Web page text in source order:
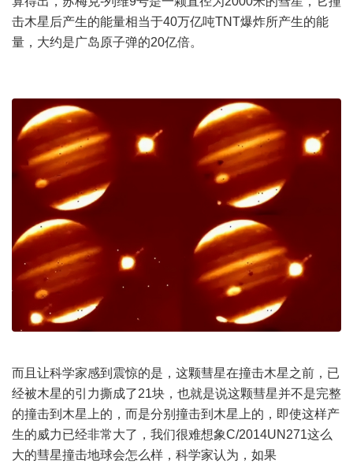
击木星后产生的能量相当于40万亿吨TNT爆炸所产生的能
量，大约是广岛原子弹的20亿倍。
而且让科学家感到震惊的是，这颗彗星在撞击木星之前，已
经被木星的引力撕成了21块，也就是说这颗彗星并不是完整
的撞击到木星上的，而是分别撞击到木星上的，即使这样产
生的威力已经非常大了，我们很难想象C/2014UN271这么
大的彗星撞击地球会怎么样，科学家认为，如果